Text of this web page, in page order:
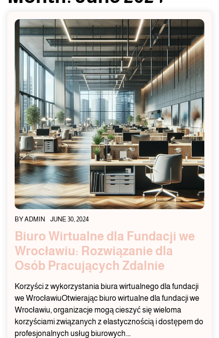
BYADMIN JUNE 30, 2024
Biuro Wirtualne dla Fundacji we
Wrocławiu: Rozwiązanie dla
Osób Pracujących Zdalnie
Korzyści z wykorzystania biura wirtualnego dla fundacji
we WrocławiuOtwierając biuro wirtualne dla fundacji we
Wrocławiu, organizacje mogą cieszyć się wieloma
korzyściami związanych z elastycznością i dostępem do
profesjonalnych usług biurowych.…